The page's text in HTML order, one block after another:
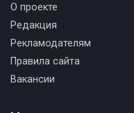
О проекте
Редакция
Рекламодателям
Правила сайта
Вакансии